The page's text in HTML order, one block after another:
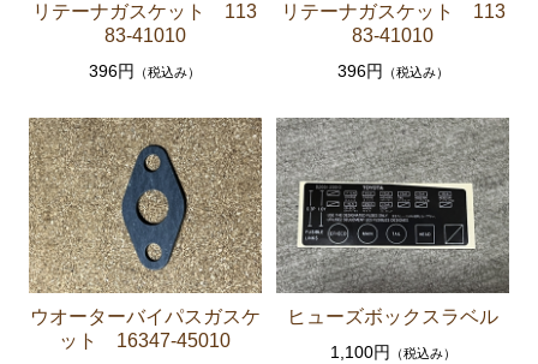
ト ホース など）
ーズシリンダー オーバーホールキット など）
ステアリングパーツ（各種リペアキット ラックブー
ツ ラックエンド タイロッドエンド など）
足回りパーツ（アッパーマウント ベアリング ボールジ
ョイント ブッシュ類 など）
燃料パーツ（ポンプ フィルター ダンパー センダ
ーゲージ ホースなど）
駆動パーツ（センターサポートベアリング ドライブ
シャフトブーツ デフなど）
リテーナガスケット 113
83-41010
396円 （税込み）
リテーナガスケット 113
83-41010
396円 （税込み）
ウオーターバイパスガスケ
ット 16347-45010
ヒューズボックスラベル
1,100円 （税込み）